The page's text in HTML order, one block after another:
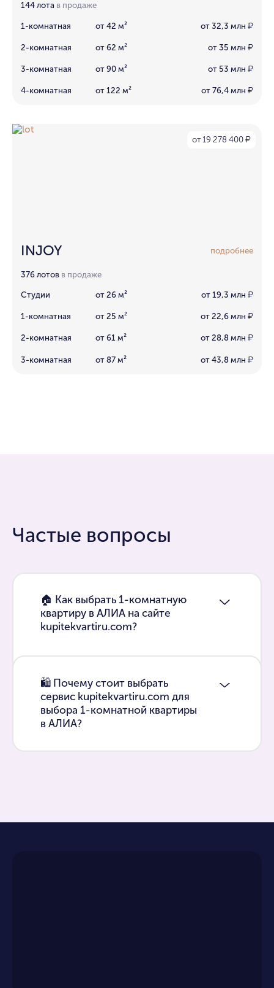
144 лота в продаже
1-комнатная от 42 м² от 32,3 млн ₽
2-комнатная от 62 м² от 35 млн ₽
3-комнатная от 90 м² от 53 млн ₽
4-комнатная от 122 м² от 76,4 млн ₽
от 19 278 400 ₽
INJOY подробнее
376 лотов в продаже
Студии от 26 м² от 19,3 млн ₽
1-комнатная от 25 м² от 22,6 млн ₽
2-комнатная от 61 м² от 28,8 млн ₽
3-комнатная от 87 м² от 43,8 млн ₽
Частые вопросы
🏠 Как выбрать 1-комнатную
квартиру в АЛИА на сайте
kupitekvartiru.com?
🛍 Почему стоит выбрать
сервис kupitekvartiru.com для
выбора 1-комнатной квартиры
в АЛИА?